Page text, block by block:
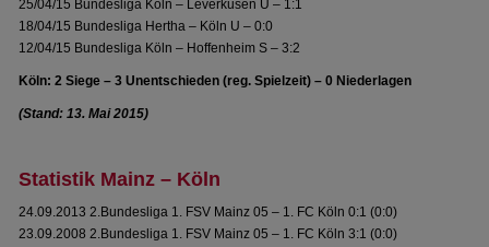
25/04/15 Bundesliga Köln – Leverkusen U – 1:1
18/04/15 Bundesliga Hertha – Köln U – 0:0
12/04/15 Bundesliga Köln – Hoffenheim S – 3:2
Köln: 2 Siege – 3 Unentschieden (reg. Spielzeit) – 0 Niederlagen
(Stand: 13. Mai 2015)
Statistik Mainz – Köln
24.09.2013 2.Bundesliga 1. FSV Mainz 05 – 1. FC Köln 0:1 (0:0)
23.09.2008 2.Bundesliga 1. FSV Mainz 05 – 1. FC Köln 3:1 (0:0)